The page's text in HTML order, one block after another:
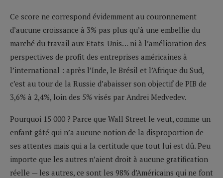
Ce score ne correspond évidemment au couronnement
d’aucune croissance à 3% pas plus qu’à une embellie du
marché du travail aux Etats-Unis… ni à l’amélioration des
perspectives de profit des entreprises américaines à
l’international : après l’Inde, le Brésil et l’Afrique du Sud,
c’est au tour de la Russie d’abaisser son objectif de PIB de
3,6% à 2,4%, loin des 5% visés par Andrei Medvedev.
Pourquoi 15 000 ? Parce que Wall Street le veut, comme un
enfant gâté qui n’a aucune notion de la disproportion de
ses attentes mais qui a la certitude que tout lui est dû. Peu
importe que les autres n’aient droit à aucune gratification
réelle — les autres, ce sont les 98% d’Américains qui ne font